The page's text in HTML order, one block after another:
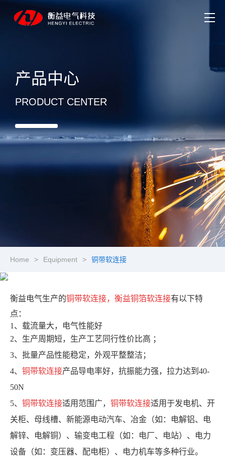
产品中心
PRODUCT CENTER
Home > Equipment > 铜带软连接
衡益电气生产的铜带软连接，衡益铜箔软连接有以下特
点：
1、载流量大，电气性能好
2、生产周期短，生产工艺同行性价比高 ；
3、批量产品性能稳定，外观平整整洁；
4、 铜带软连接产品导电率好，抗振能力强，拉力达到40-
50N
5、 铜带软连接适用范围广， 铜带软连接适用于发电机、开
关柜、母线槽、新能源电动汽车、冶金（如：电解铝、电
解锌、电解铜）、输变电工程（如：电厂、电站）、电力
设备（如：变压器、配电柜）、电力机车等多种行业。